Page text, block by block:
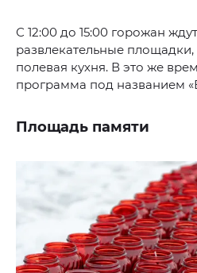
С 12:00 до 15:00 горожан
развлекательные площадки,
полевая кухня. В это же
программа под названием
Площадь памяти